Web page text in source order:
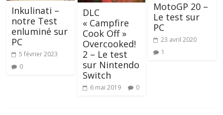
Inkulinati –
notre Test
enluminé sur
PC
5 février 2023
0
DLC
« Campfire
Cook Off »
Overcooked!
2 – Le test
sur Nintendo
Switch
6 mai 2019 0
MotoGP 20 –
Le test sur
PC
23 avril 2020
1